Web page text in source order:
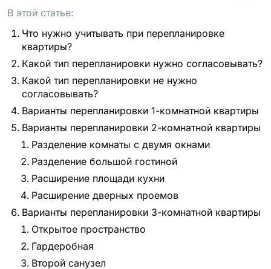
В этой статье:
Что нужно учитывать при перепланировке
квартиры?
Какой тип перепланировки нужно согласовывать?
Какой тип перепланировки не нужно
согласовывать?
Варианты перепланировки 1-комнатной квартиры
Варианты перепланировки 2-комнатной квартиры
Разделение комнаты с двумя окнами
Разделение большой гостиной
Расширение площади кухни
Расширение дверных проемов
Варианты перепланировки 3-комнатной квартиры
Открытое пространство
Гардеробная
Второй санузел